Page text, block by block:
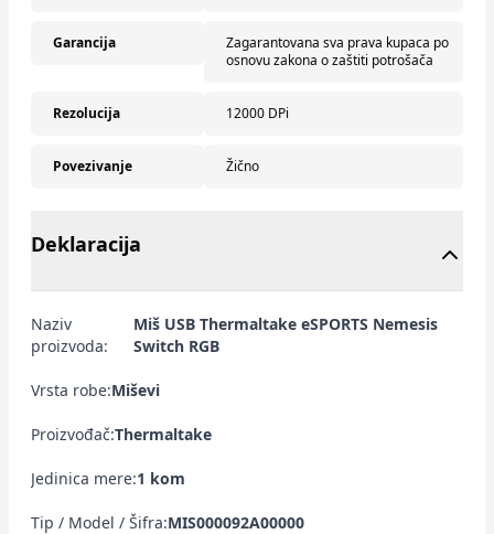
Garancija
Zagarantovana sva prava kupaca po
osnovu zakona o zaštiti potrošača
Rezolucija 12000 DPi
Povezivanje Žično
Deklaracija
Naziv
proizvoda:
Miš USB Thermaltake eSPORTS Nemesis
Switch RGB
Vrsta robe:Miševi
Proizvođač:Thermaltake
Jedinica mere:1 kom
Tip / Model / Šifra:MIS000092A00000